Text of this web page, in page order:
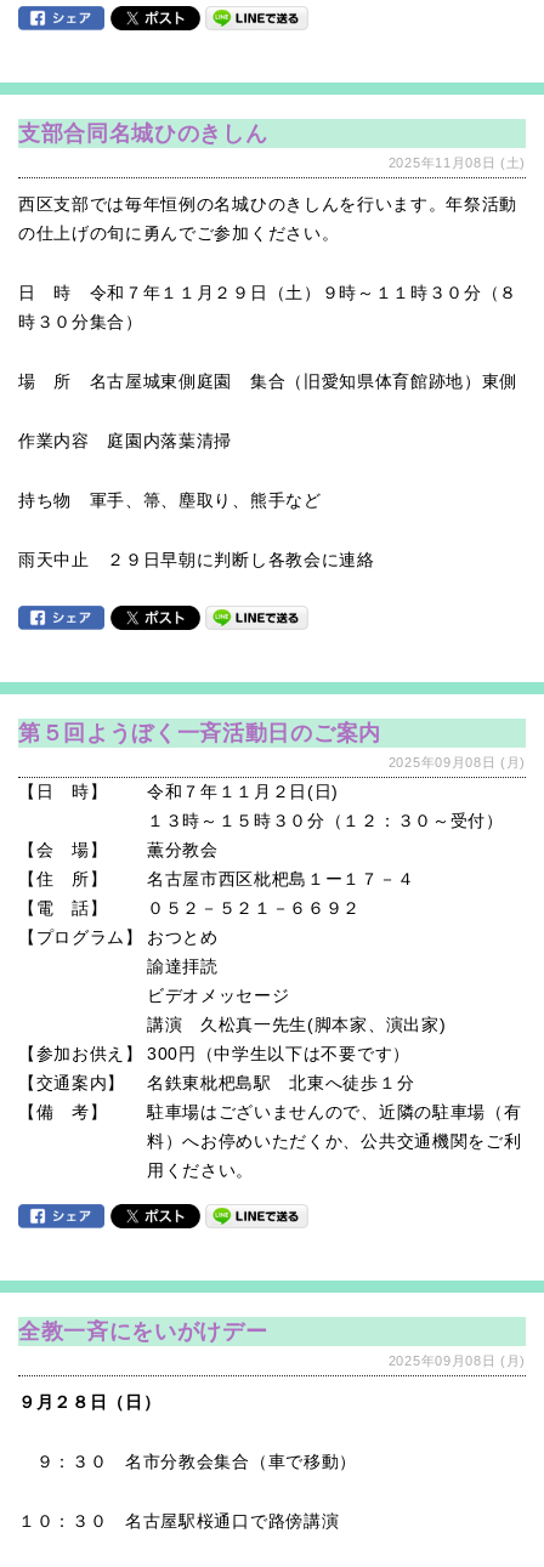
支部合同名城ひのきしん
2025年11月08日 (土)
西区支部では毎年恒例の名城ひのきしんを行います。年祭活動
の仕上げの旬に勇んでご参加ください。
日 時 令和７年１１月２９日（土）９時～１１時３０分（８
時３０分集合）
場 所 名古屋城東側庭園 集合（旧愛知県体育館跡地）東側
作業内容 庭園内落葉清掃
持ち物 軍手、箒、塵取り、熊手など
雨天中止 ２９日早朝に判断し各教会に連絡
第５回ようぼく一斉活動日のご案内
2025年09月08日 (月)
【日 時】
令和７年１１月２日(日)
１３時～１５時３０分（１２：３０～受付）
【会 場】
薫分教会
【住 所】
名古屋市西区枇杷島１ー１７－４
【電 話】
０５２－５２１－６６９２
【プログラム】
おつとめ
諭達拝読
ビデオメッセージ
講演 久松真一先生(脚本家、演出家)
【参加お供え】
300円（中学生以下は不要です）
【交通案内】
名鉄東枇杷島駅 北東へ徒歩１分
【備 考】
駐車場はございませんので、近隣の駐車場（有
料）へお停めいただくか、公共交通機関をご利
用ください。
全教一斉にをいがけデー
2025年09月08日 (月)
９月２８日（日）
９：３０ 名市分教会集合（車で移動）
１０：３０ 名古屋駅桜通口で路傍講演